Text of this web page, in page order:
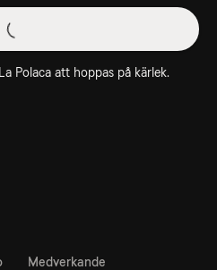
Polaca att hoppas på kärlek.
Medverkande